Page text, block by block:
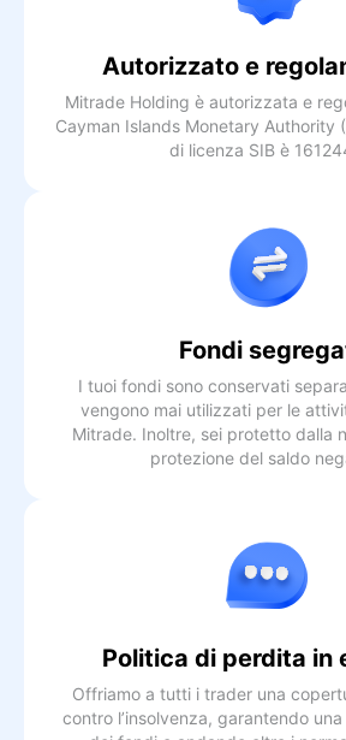
Autorizzato e
Mitrade Holding è autorizzata e
Cayman Islands Monetary Authority
di licenza SIB è
Fondi
I tuoi fondi sono conservati
vengono mai utilizzati per le
Mitrade. Inoltre, sei protetto dalla
protezione del saldo
Politica di perdita in
Offriamo a tutti i trader una
contro l’insolvenza, garantendo